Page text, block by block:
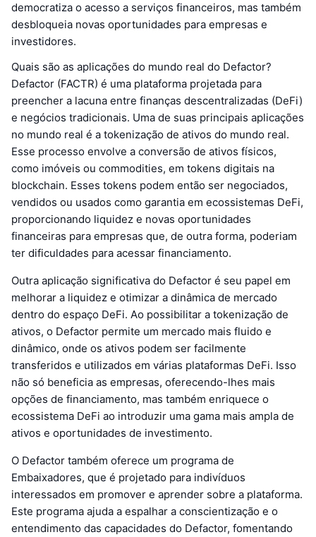
democratiza o acesso a serviços financeiros, mas também
desbloqueia novas oportunidades para empresas e
investidores.
Quais são as aplicações do mundo real do Defactor?
Defactor (FACTR) é uma plataforma projetada para
preencher a lacuna entre finanças descentralizadas (DeFi)
e negócios tradicionais. Uma de suas principais aplicações
no mundo real é a tokenização de ativos do mundo real.
Esse processo envolve a conversão de ativos físicos,
como imóveis ou commodities, em tokens digitais na
blockchain. Esses tokens podem então ser negociados,
vendidos ou usados como garantia em ecossistemas DeFi,
proporcionando liquidez e novas oportunidades
financeiras para empresas que, de outra forma, poderiam
ter dificuldades para acessar financiamento.
Outra aplicação significativa do Defactor é seu papel em
melhorar a liquidez e otimizar a dinâmica de mercado
dentro do espaço DeFi. Ao possibilitar a tokenização de
ativos, o Defactor permite um mercado mais fluido e
dinâmico, onde os ativos podem ser facilmente
transferidos e utilizados em várias plataformas DeFi. Isso
não só beneficia as empresas, oferecendo-lhes mais
opções de financiamento, mas também enriquece o
ecossistema DeFi ao introduzir uma gama mais ampla de
ativos e oportunidades de investimento.
O Defactor também oferece um programa de
Embaixadores, que é projetado para indivíduos
interessados em promover e aprender sobre a plataforma.
Este programa ajuda a espalhar a conscientização e o
entendimento das capacidades do Defactor, fomentando